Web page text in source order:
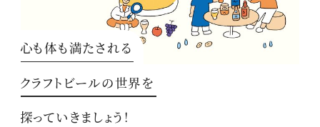
心も体も満たされる
クラフトビールの世界を
探っていきましょう！